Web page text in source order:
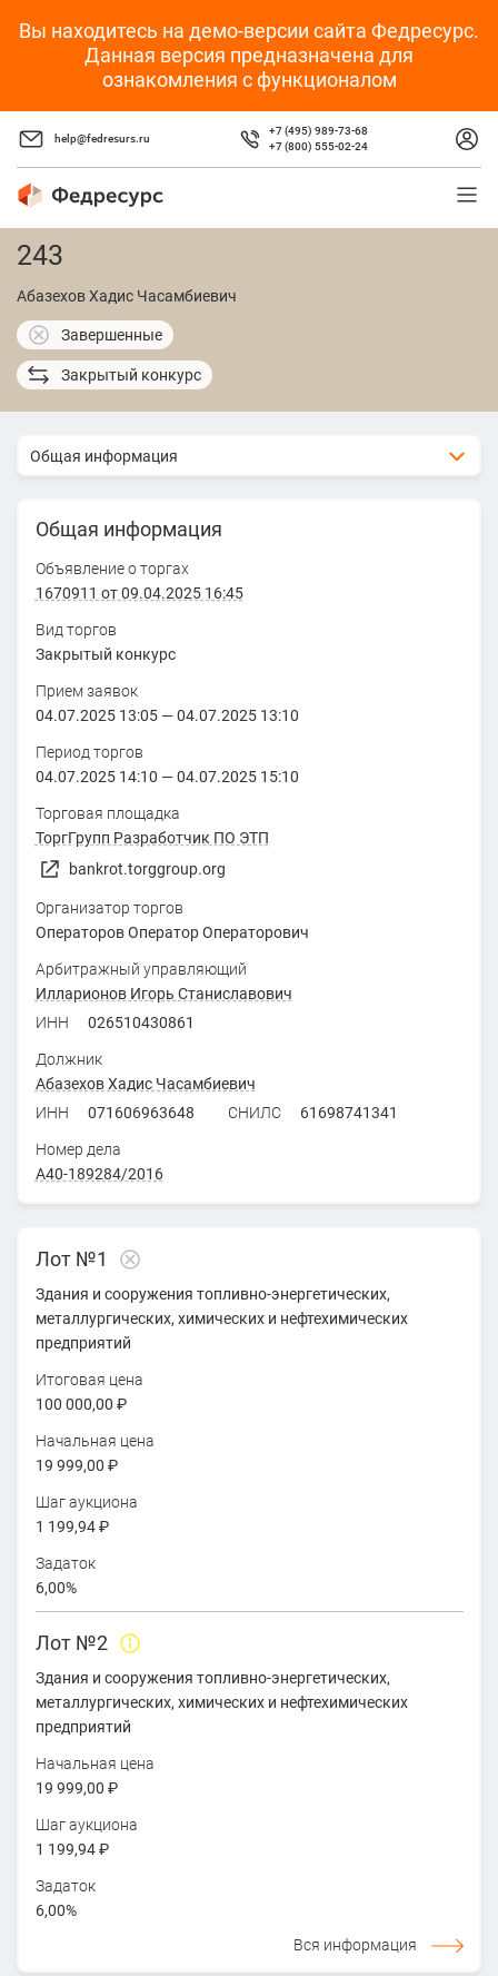
Вы находитесь на демо-версии сайта Федресурс.
Данная версия предназначена для
ознакомления с функционалом
help@fedresurs.ru
+7 (495) 989-73-68
+7 (800) 555-02-24
243
Абазехов Хадис Часамбиевич
Завершенные
Закрытый конкурс
Общая информация
Общая информация
Объявление о торгах
1670911 от 09.04.2025 16:45
Вид торгов
Закрытый конкурс
Прием заявок
04.07.2025 13:05—04.07.2025 13:10
Период торгов
04.07.2025 14:10 —04.07.2025 15:10
Торговая площадка
ТоргГрупп Разработчик ПО ЭТП
bankrot.torggroup.org
Организатор торгов
Операторов Оператор Операторович
Арбитражный управляющий
Илларионов Игорь Станиславович
ИНН
026510430861
Должник
Абазехов Хадис Часамбиевич
ИНН
071606963648 СНИЛС 61698741341
Номер дела
А40-189284/2016
Лот №1
Здания и сооружения топливно-энергетических,
металлургических, химических и нефтехимических
предприятий
Итоговая цена
100 000,00 ₽
Начальная цена
19 999,00 ₽
Шаг аукциона
1 199,94 ₽
Задаток
6,00%
Лот №2
Здания и сооружения топливно-энергетических,
металлургических, химических и нефтехимических
предприятий
Начальная цена
19 999,00 ₽
Шаг аукциона
1 199,94 ₽
Задаток
6,00%
Вся информация